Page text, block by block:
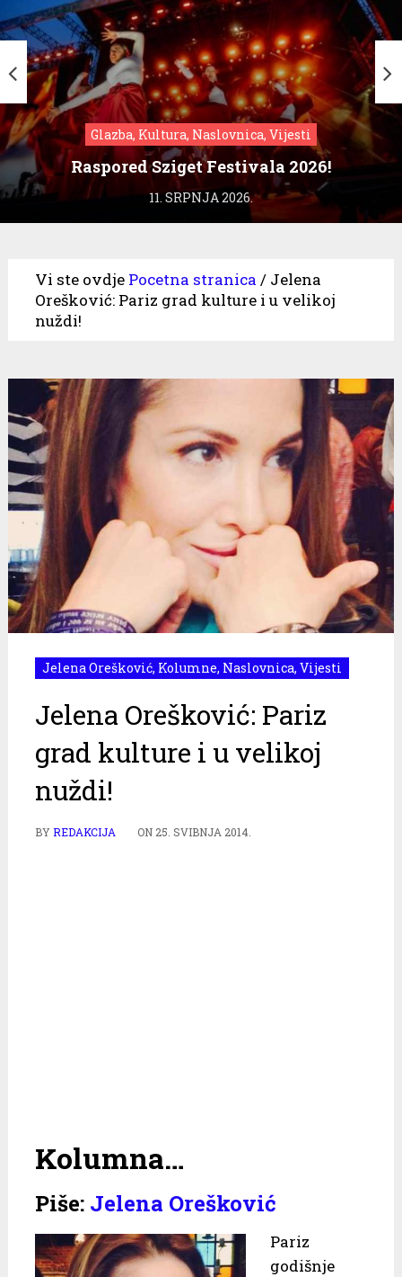
Glazba, Kultura, Naslovnica, Vijesti
Raspored Sziget Festivala 2026!
11. SRPNJA 2026.
Vi ste ovdje Pocetna stranica / Jelena
Orešković: Pariz grad kulture i u velikoj
nuždi!
Jelena Orešković, Kolumne, Naslovnica, Vijesti
Jelena Orešković: Pariz
grad kulture i u velikoj
nuždi!
BYREDAKCIJA ON 25. SVIBNJA 2014.
Kolumna…
Piše: Jelena Orešković
Pariz
godišnje